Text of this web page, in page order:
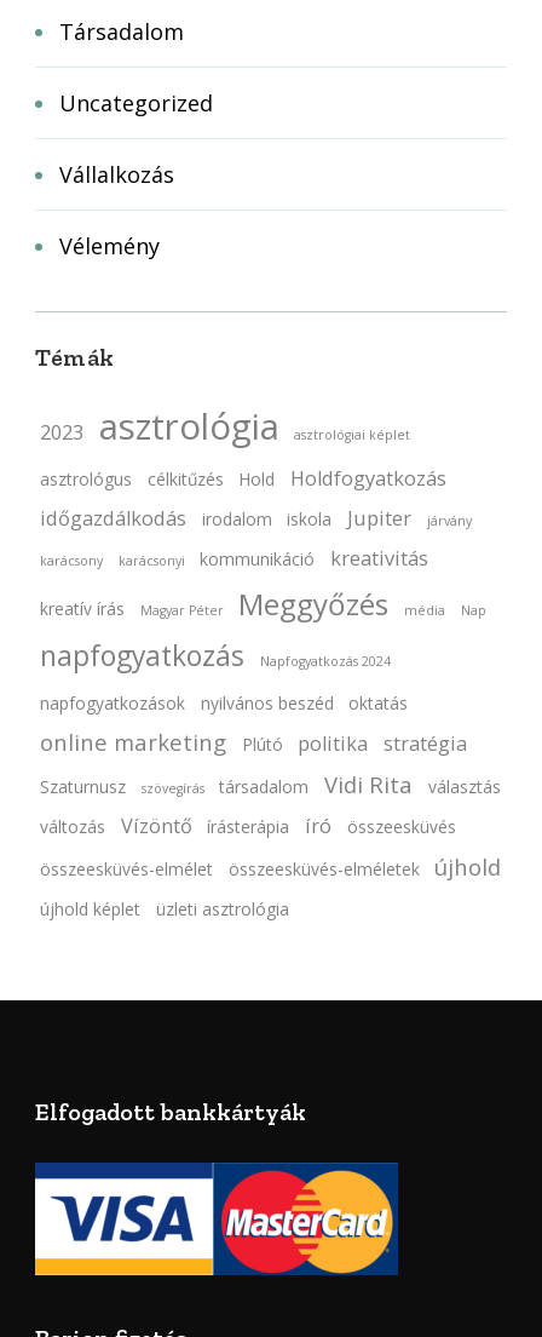
Társadalom
Uncategorized
Vállalkozás
Vélemény
Témák
2023 asztrológia asztrológiai képlet
asztrológus célkitűzés Hold
Holdfogyatkozás
időgazdálkodás
irodalom iskola Jupiter járvány
karácsony karácsonyi kommunikáció kreativitás
kreatív írás Magyar Péter Meggyőzés média Nap
napfogyatkozás Napfogyatkozás 2024
napfogyatkozások nyilvános beszéd oktatás
online marketing Plútó politika stratégia
Szaturnusz szövegírás társadalom Vidi Rita
választás
változás
Vízöntő írásterápia író
összeesküvés
összeesküvés-elmélet
összeesküvés-elméletek újhold
újhold képlet üzleti asztrológia
Elfogadott bankkártyák